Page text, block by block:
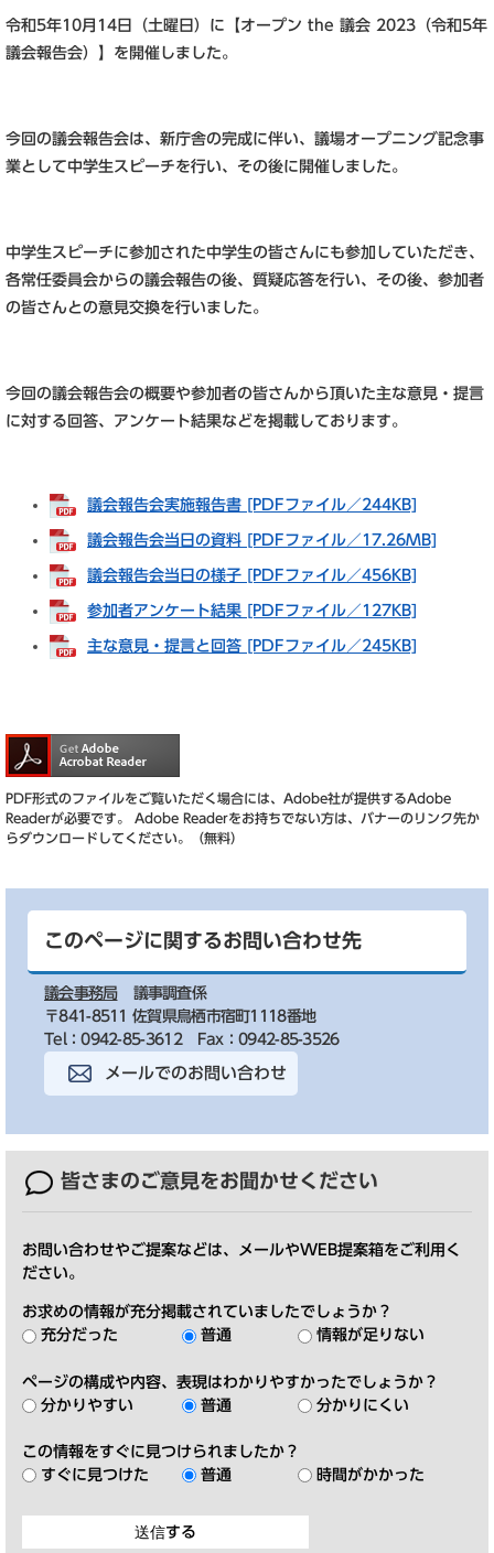
令和5年10月14日（土曜日）に【オープン the 議会 2023（令和5年
議会報告会）】を開催しました。
今回の議会報告会は、新庁舎の完成に伴い、議場オープニング記念事
業として中学生スピーチを行い、その後に開催しました。
中学生スピーチに参加された中学生の皆さんにも参加していただき、
各常任委員会からの議会報告の後、質疑応答を行い、その後、参加者
の皆さんとの意見交換を行いました。
今回の議会報告会の概要や参加者の皆さんから頂いた主な意見・提言
に対する回答、アンケート結果などを掲載しております。
議会報告会実施報告書 [PDFファイル／244KB]
議会報告会当日の資料 [PDFファイル／17.26MB]
議会報告会当日の様子 [PDFファイル／456KB]
参加者アンケート結果 [PDFファイル／127KB]
主な意見・提言と回答 [PDFファイル／245KB]
PDF形式のファイルをご覧いただく場合には、Adobe社が提供するAdobe
Readerが必要です。
Adobe Readerをお持ちでない方は、バナーのリンク先か
らダウンロードしてください。（無料）
このページに関するお問い合わせ先
議会事務局
議事調査係
〒841-8511 佐賀県鳥栖市宿町1118番地
Tel：0942-85-3612
Fax：0942-85-3526
メールでのお問い合わせ
皆さまのご意見をお聞かせください
お問い合わせやご提案などは、メールやWEB提案箱をご利用く
ださい。
お求めの情報が充分掲載されていましたでしょうか？
充分だった
普通 情報が足りない
ページの構成や内容、表現はわかりやすかったでしょうか？
分かりやすい
普通 分かりにくい
この情報をすぐに見つけられましたか？
すぐに見つけた
普通 時間がかかった